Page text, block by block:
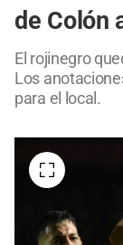
de Colón
El rojinegro
Los
para el local.